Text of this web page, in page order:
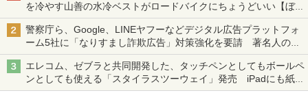
を冷やす山善の水冷ベストがロードバイクにちょうどいい【ぼっ
ち・ざ・ろーど！その14】【空いた時間でなにしてる？】
警察庁ら、Google、LINEヤフーなどデジタル広告プラットフォ
ーム5社に「なりすまし詐欺広告」対策強化を要請 著名人の写
真や映像を使った投資詐欺などへの対策として
エレコム、ゼブラと共同開発した、タッチペンとしてもボールペ
ンとしても使える「スタイラスツーウェイ」発売 iPadにも紙に